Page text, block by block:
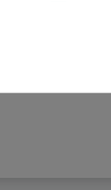
Hier finden Sie die
& Co. KG